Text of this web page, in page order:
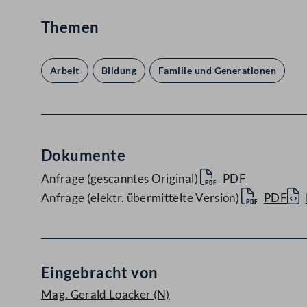
Themen
Arbeit Bildung Familie und Generationen
Dokumente
Anfrage (gescanntes Original)
PDF
Anfrage (elektr. übermittelte Version)
PDF
Eingebracht von
Mag. Gerald Loacker (N)